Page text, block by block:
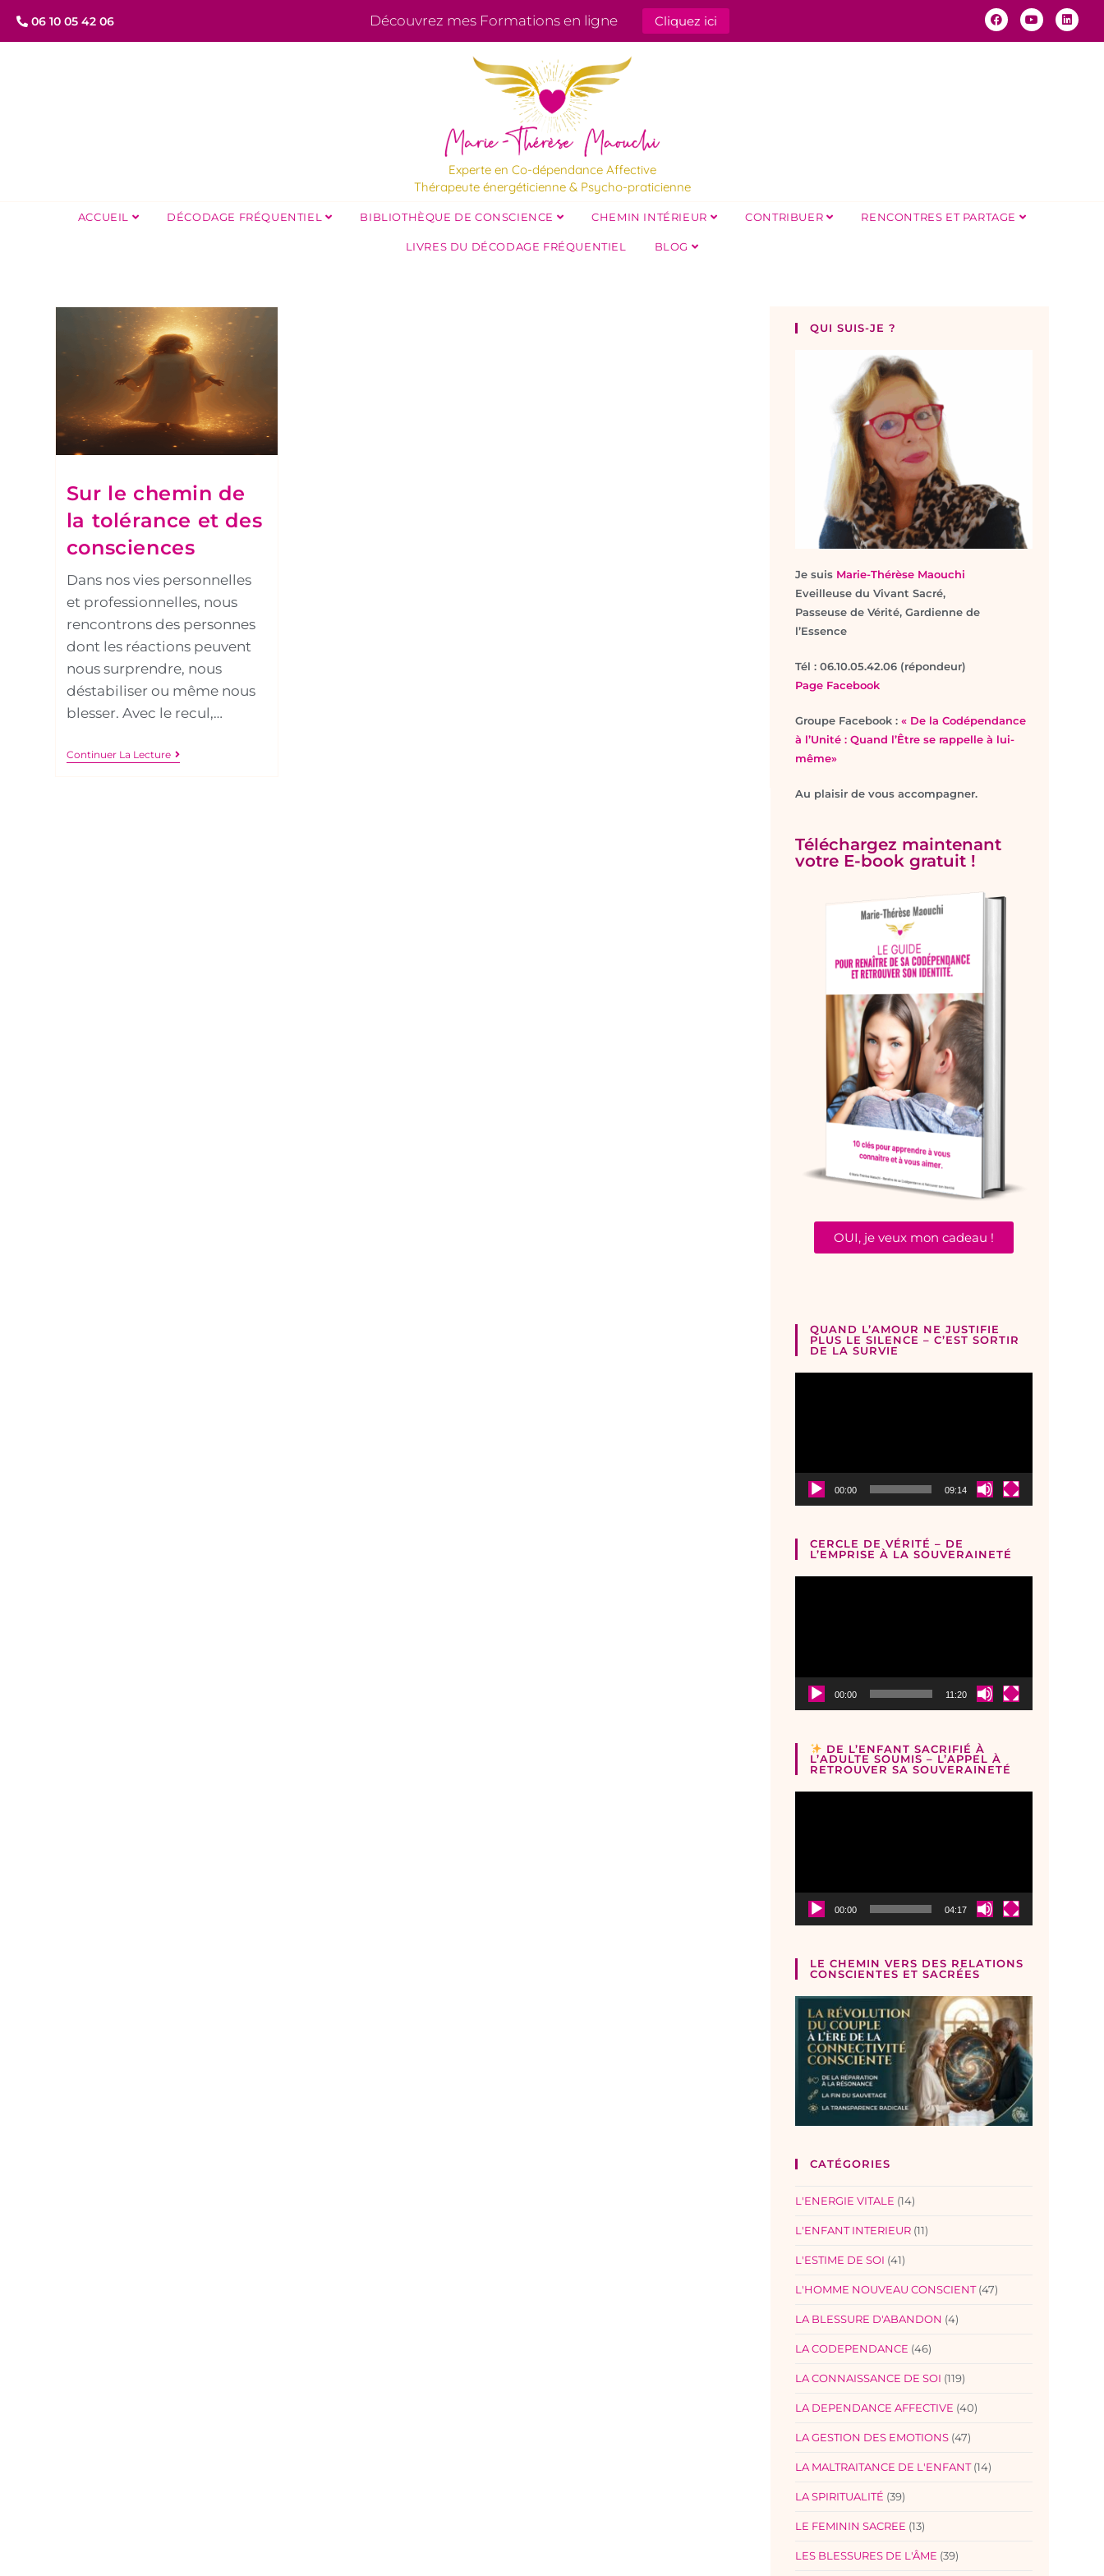
06 10 05 42 06 Découvrez mes Formations en ligne Cliquez ici
Experte en Co-dépendance Affective
Thérapeute énergéticienne & Psycho-praticienne
ACCUEIL DÉCODAGE FRÉQUENTIEL BIBLIOTHÈQUE DE CONSCIENCE CHEMIN INTÉRIEUR CONTRIBUER RENCONTRES ET PARTAGE
LIVRES DU DÉCODAGE FRÉQUENTIEL BLOG
Sur le chemin de
la tolérance et des
consciences
Dans nos vies personnelles
et professionnelles, nous
rencontrons des personnes
dont les réactions peuvent
nous surprendre, nous
déstabiliser ou même nous
blesser. Avec le recul,…
Continuer La Lecture
QUI SUIS-JE ?
Je suis Marie-Thérèse Maouchi
Eveilleuse du Vivant Sacré,
Passeuse de Vérité, Gardienne de
l’Essence
Tél : 06.10.05.42.06 (répondeur)
Page Facebook
Groupe Facebook :« De la Codépendance
à l’Unité : Quand l’Être se rappelle à lui-
même»
Au plaisir de vous accompagner.
Téléchargez maintenant
votre E-book gratuit !
OUI, je veux mon cadeau !
QUAND L’AMOUR NE JUSTIFIE
PLUS LE SILENCE – C’EST SORTIR
DE LA SURVIE
00:00 09:14
CERCLE DE VÉRITÉ – DE
L’EMPRISE À LA SOUVERAINETÉ
00:00 11:20
DE L’ENFANT SACRIFIÉ À
L’ADULTE SOUMIS – L’APPEL À
RETROUVER SA SOUVERAINETÉ
00:00 04:17
LE CHEMIN VERS DES RELATIONS
CONSCIENTES ET SACRÉES
CATÉGORIES
L'ENERGIE VITALE (14)
L'ENFANT INTERIEUR (11)
L'ESTIME DE SOI (41)
L'HOMME NOUVEAU CONSCIENT (47)
LA BLESSURE D'ABANDON (4)
LA CODEPENDANCE (46)
LA CONNAISSANCE DE SOI (119)
LA DEPENDANCE AFFECTIVE (40)
LA GESTION DES EMOTIONS (47)
LA MALTRAITANCE DE L'ENFANT (14)
LA SPIRITUALITÉ (39)
LE FEMININ SACREE (13)
LES BLESSURES DE L'ÂME (39)